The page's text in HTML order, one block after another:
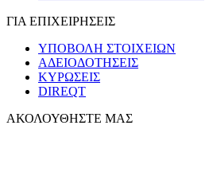
ΓΙΑ ΕΠΙΧΕΙΡΗΣΕΙΣ
ΥΠΟΒΟΛΗ ΣΤΟΙΧΕΙΩΝ
ΑΔΕΙΟΔΟΤΗΣΕΙΣ
ΚΥΡΩΣΕΙΣ
DIREQT
ΑΚΟΛΟΥΘΗΣΤΕ ΜΑΣ